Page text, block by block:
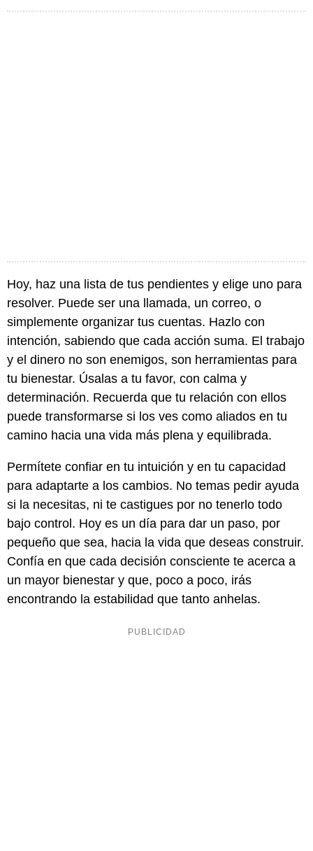
Hoy, haz una lista de tus pendientes y elige uno para
resolver. Puede ser una llamada, un correo, o
simplemente organizar tus cuentas. Hazlo con
intención, sabiendo que cada acción suma. El trabajo
y el dinero no son enemigos, son herramientas para
tu bienestar. Úsalas a tu favor, con calma y
determinación. Recuerda que tu relación con ellos
puede transformarse si los ves como aliados en tu
camino hacia una vida más plena y equilibrada.
Permítete confiar en tu intuición y en tu capacidad
para adaptarte a los cambios. No temas pedir ayuda
si la necesitas, ni te castigues por no tenerlo todo
bajo control. Hoy es un día para dar un paso, por
pequeño que sea, hacia la vida que deseas construir.
Confía en que cada decisión consciente te acerca a
un mayor bienestar y que, poco a poco, irás
encontrando la estabilidad que tanto anhelas.